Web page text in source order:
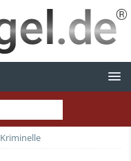
Kriminelle